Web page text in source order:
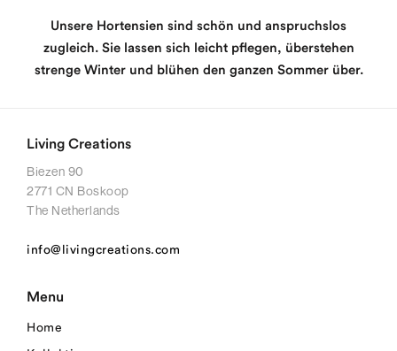
Unsere Hortensien sind schön und anspruchslos
zugleich. Sie lassen sich leicht pflegen, überstehen
strenge Winter und blühen den ganzen Sommer über.
Living Creations
Biezen 90
2771 CN Boskoop
The Netherlands
info@livingcreations.com
Menu
Home